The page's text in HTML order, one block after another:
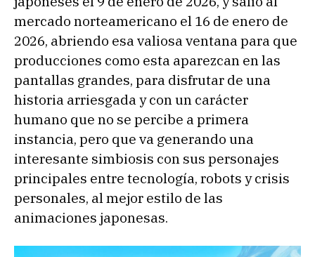
mercado norteamericano el 16 de enero de
2026, abriendo esa valiosa ventana para que
producciones como esta aparezcan en las
pantallas grandes, para disfrutar de una
historia arriesgada y con un carácter
humano que no se percibe a primera
instancia, pero que va generando una
interesante simbiosis con sus personajes
principales entre tecnología, robots y crisis
personales, al mejor estilo de las
animaciones japonesas.